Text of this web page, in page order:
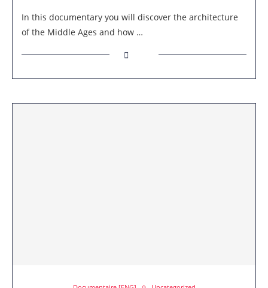
In this documentary you will discover the architecture
of the Middle Ages and how …